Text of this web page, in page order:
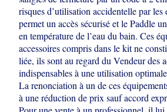
risques d’utilisation accidentelle par les
permet un accèssécurisé et le Paddle
en température de l’eau du bain. Ces
accessoires compris dans le kit ne
liée, ilssont au regard du Vendeur des
indispensables à une utilisation
La renonciation à un de ces
à une réduction de prix sauf accord